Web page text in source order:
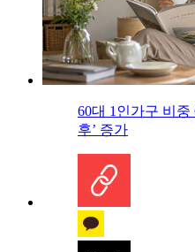
60대 1인가구 비중
후’ 증가